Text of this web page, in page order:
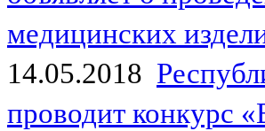
медицинских
14.05.2018
проводит конкурс